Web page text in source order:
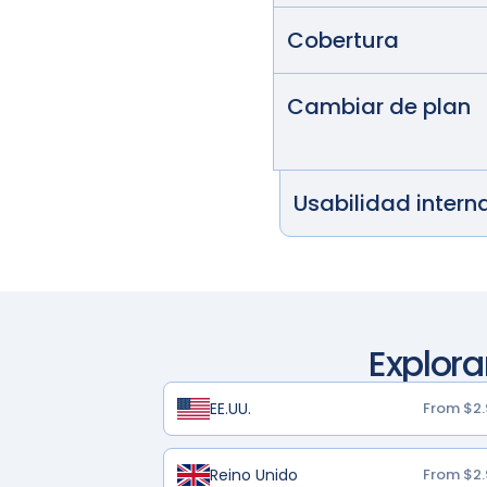
Cobertura
Cambiar de plan
Usabilidad
EE.UU. From
Reino Unido From